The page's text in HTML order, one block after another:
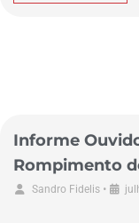
Informe
Rompimento
Município de
Sandro Fidelis •